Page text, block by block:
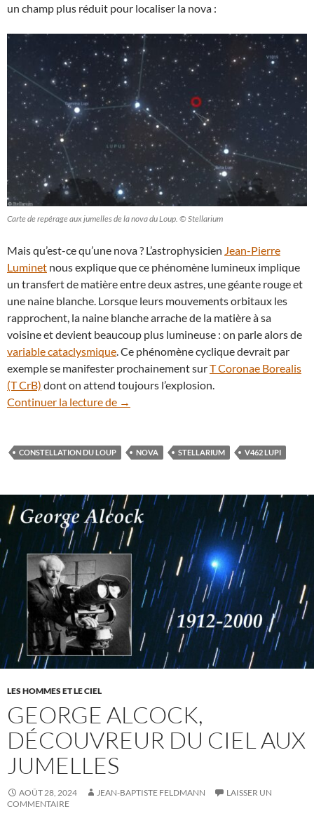
un champ plus réduit pour localiser la nova :
Carte de repérage aux jumelles de la nova du Loup. © Stellarium
Mais qu’est-ce qu’une nova ? L’astrophysicien Jean-Pierre
Luminet nous explique que ce phénomène lumineux implique
un transfert de matière entre deux astres, une géante rouge et
une naine blanche. Lorsque leurs mouvements orbitaux les
rapprochent, la naine blanche arrache de la matière à sa
voisine et devient beaucoup plus lumineuse : on parle alors de
variable cataclysmique. Ce phénomène cyclique devrait par
exemple se manifester prochainement surT Coronae Borealis
(T CrB) dont on attend toujours l’explosion.
Continuer la lecture de La brillante nova V462 Lupi est
→
CONSTELLATION DU LOUP NOVA STELLARIUM V462 LUPI
LES HOMMES ET LE CIEL
GEORGE ALCOCK,
DÉCOUVREUR DU CIEL AUX
JUMELLES
AOÛT 28, 2024 JEAN-BAPTISTE FELDMANN
LAISSER UN
COMMENTAIRE